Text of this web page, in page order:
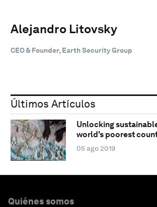
Alejandro Litovsky
CEO & Founder, Earth Security Group
Últimos Artículos
Unlocking
world's poorest
05 ago 2019
Quiénes somos